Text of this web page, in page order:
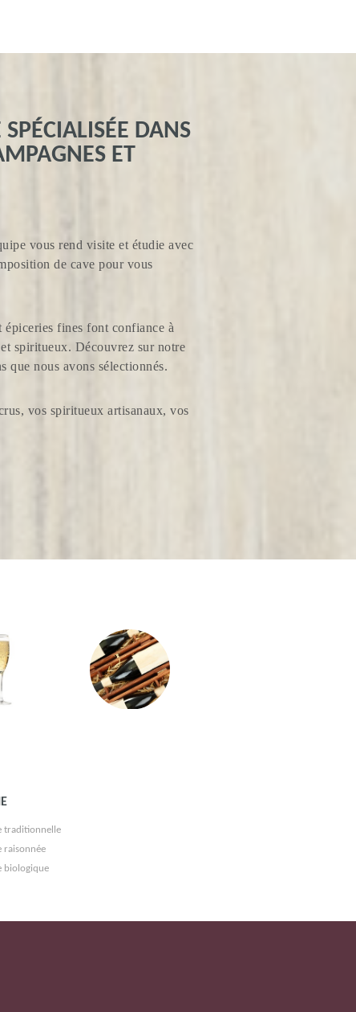
DANS
ET
vous rend visite et étudie avec
de cave pour vous
épiceries fines font confiance à
spiritueux. Découvrez sur notre
que nous avons sélectionnés.
vos spiritueux artisanaux, vos
traditionnelle
raisonnée
biologique